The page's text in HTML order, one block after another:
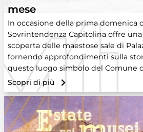
mese
In occasione della prima domenica
Sovrintendenza Capitolina offre
scoperta delle maestose sale di
fornendo approfondimenti sulla
questo luogo simbolo del Comune
Scopri di più